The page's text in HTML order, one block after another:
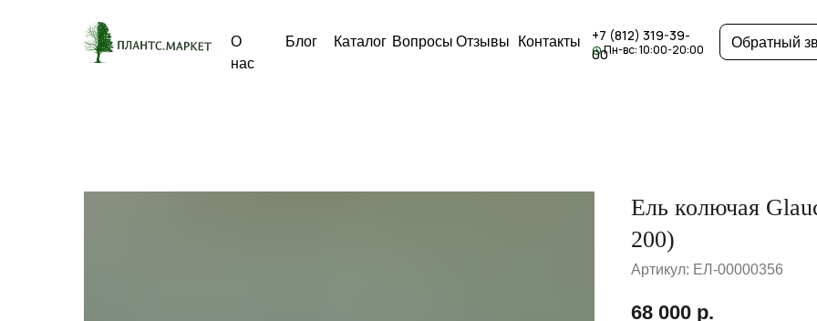
О
нас
Блог Каталог Вопросы Отзывы Контакты
+7 (812) 319-39-
00Пн-вс: 10:00-20:00 Обратный
Ель колючая
200)
Артикул: ЕЛ-00000356
68 000 р.